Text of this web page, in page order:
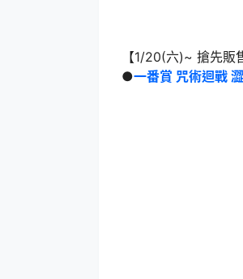
【1/20(六)~ 搶先販
●一番賞 咒術迴戰